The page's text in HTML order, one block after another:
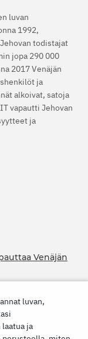
luvan
1992,
todistajat
jopa 290 000
2017 Venäjän
ja
alkoivat, satoja
vapautti Jehovan
ja
Venäjän
luvan,
ja